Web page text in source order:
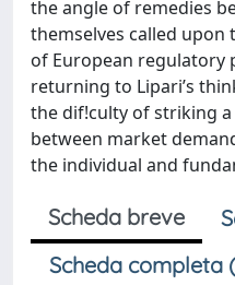
the angle of remedies
themselves called
of European regulatory
returning to Lipari’s
the dif!culty of striking
between market
the individual and
Scheda breve
Scheda completa